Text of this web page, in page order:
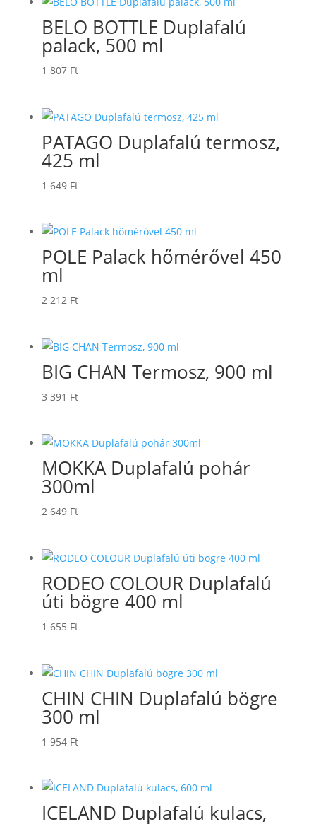
BELO BOTTLE Duplafalú
palack, 500 ml
1 807 Ft
PATAGO Duplafalú termosz,
425 ml
1 649 Ft
POLE Palack hőmérővel 450
ml
2 212 Ft
BIG CHAN Termosz, 900 ml
3 391 Ft
MOKKA Duplafalú pohár
300ml
2 649 Ft
RODEO COLOUR Duplafalú
úti bögre 400 ml
1 655 Ft
CHIN CHIN Duplafalú bögre
300 ml
1 954 Ft
ICELAND Duplafalú kulacs,